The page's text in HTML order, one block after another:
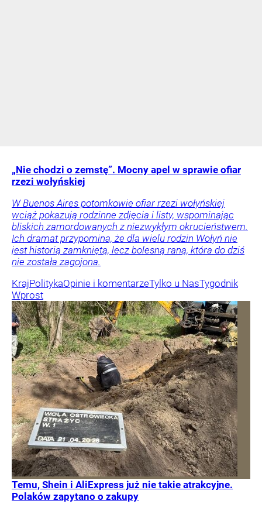
„Nie chodzi o zemstę”. Mocny apel w sprawie ofiar
rzezi wołyńskiej
W Buenos Aires potomkowie ofiar rzezi wołyńskiej
wciąż pokazują rodzinne zdjęcia i listy, wspominając
bliskich zamordowanych z niezwykłym okrucieństwem.
Ich dramat przypomina, że dla wielu rodzin Wołyń nie
jest historią zamkniętą, lecz bolesną raną, która do dziś
nie została zagojona.
KrajPolitykaOpinie i komentarzeTylko u NasTygodnik
Wprost
Temu, Shein i AliExpress już nie takie atrakcyjne.
Polaków zapytano o zakupy